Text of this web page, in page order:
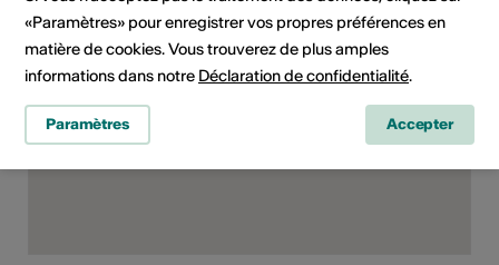
«Paramètres» pour enregistrer vos propres préférences en
matière de cookies. Vous trouverez de plus amples
informations dans notre Déclaration de confidentialité.
Paramètres Accepter